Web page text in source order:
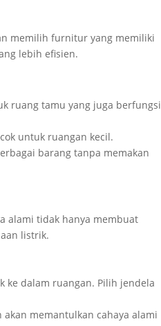
memilih furnitur yang memiliki
lebih efisien.
ruang tamu yang juga berfungsi
untuk ruangan kecil.
barang tanpa memakan
alami tidak hanya membuat
listrik.
ke dalam ruangan. Pilih jendela
memantulkan cahaya alami